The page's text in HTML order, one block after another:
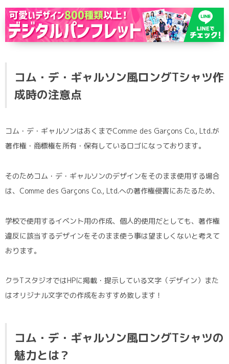
コム・デ・ギャルソン風ロングTシャツ作
成時の注意点
コム・デ・ギャルソンはあくまでComme des Garçons Co., Ltd.が
著作権・商標権を所有・保有しているロゴになっております。
そのためコム・デ・ギャルソンのデザインをそのまま使用する場合
は、Comme des Garçons Co., Ltd.への著作権侵害にあたるため、
学校で使用するイベント用の作成、個人的使用だとしても、著作権
違反に該当するデザインをそのまま使う事は望ましくないと考えて
おります。
クラTスタジオではHPに掲載・提示している文字（デザイン）また
はオリジナル文字での作成をおすすめ致します！
コム・デ・ギャルソン風ロングTシャツの
魅力とは？